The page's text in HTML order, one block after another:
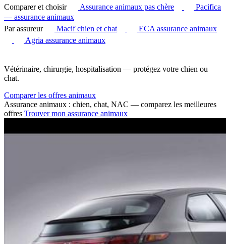
Comparer et choisir
Assurance animaux pas chère
Pacifica
— assurance animaux
Par assureur
Macif chien et chat
ECA assurance animaux
Agria assurance animaux
Vétérinaire, chirurgie, hospitalisation — protégez votre chien ou
chat.
Comparer les offres animaux
Assurance animaux : chien, chat, NAC — comparez les meilleures
offres Trouver mon assurance animaux